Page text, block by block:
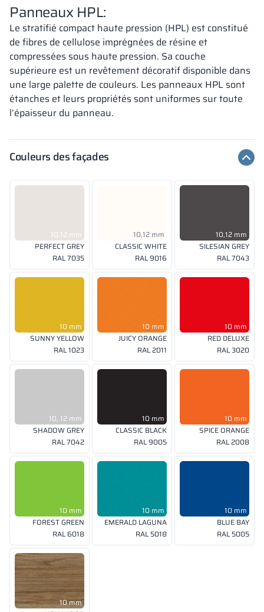
Panneaux HPL:
Le stratifié compact haute pression (HPL) est constitué
de fibres de cellulose imprégnées de résine et
compressées sous haute pression. Sa couche
supérieure est un revêtement décoratif disponible dans
une large palette de couleurs. Les panneaux HPL sont
étanches et leurs propriétés sont uniformes sur toute
l’épaisseur du panneau.
Couleurs des façades
10,12 mm
PERFECT GREY
RAL 7035
10,12 mm
CLASSIC WHITE
RAL 9016
10,12 mm
SILESIAN GREY
RAL 7043
10 mm
SUNNY YELLOW
RAL 1023
10 mm
JUICY ORANGE
RAL 2011
10 mm
RED DELUXE
RAL 3020
10, 12 mm
SHADOW GREY
RAL 7042
10 mm
CLASSIC BLACK
RAL 9005
10 mm
SPICE ORANGE
RAL 2008
10 mm
FOREST GREEN
RAL 6018
10 mm
EMERALD LAGUNA
RAL 5018
10 mm
BLUE BAY
RAL 5005
10 mm